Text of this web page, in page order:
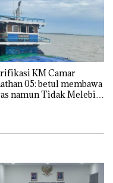
KM Camar
05: betul membawa
namun Tidak Melebihi